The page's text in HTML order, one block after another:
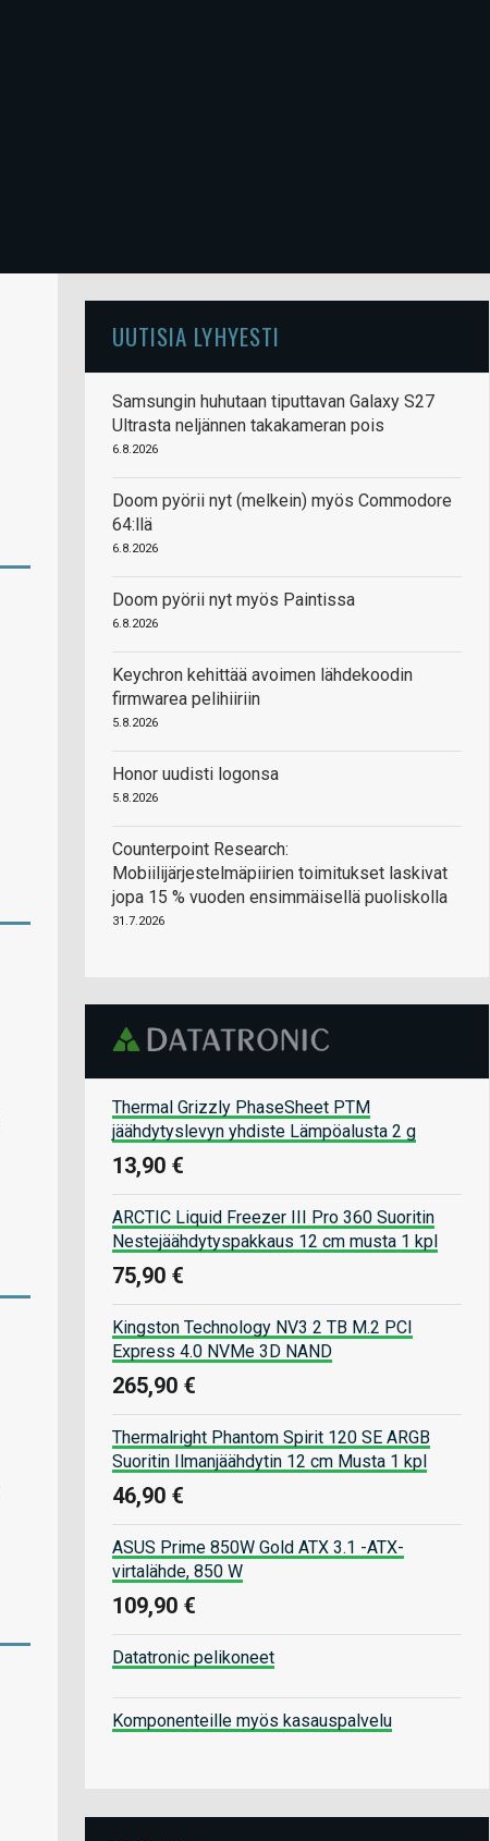
UUTISIA LYHYESTI
Samsungin huhutaan tiputtavan Galaxy S27
Ultrasta neljännen takakameran pois
6.8.2026
Doom pyörii nyt (melkein) myös Commodore
64:llä
6.8.2026
Doom pyörii nyt myös Paintissa
6.8.2026
Keychron kehittää avoimen lähdekoodin
firmwarea pelihiiriin
5.8.2026
Honor uudisti logonsa
5.8.2026
Counterpoint Research:
Mobiilijärjestelmäpiirien toimitukset laskivat
jopa 15 % vuoden ensimmäisellä puoliskolla
31.7.2026
Thermal Grizzly PhaseSheet PTM
jäähdytyslevyn yhdiste Lämpöalusta 2 g
13,90 €
ARCTIC Liquid Freezer III Pro 360 Suoritin
Nestejäähdytyspakkaus 12 cm musta 1 kpl
75,90 €
Kingston Technology NV3 2 TB M.2 PCI
Express 4.0 NVMe 3D NAND
265,90 €
Thermalright Phantom Spirit 120 SE ARGB
Suoritin Ilmanjäähdytin 12 cm Musta 1 kpl
46,90 €
ASUS Prime 850W Gold ATX 3.1 -ATX-
virtalähde, 850 W
109,90 €
Datatronic pelikoneet
Komponenteille myös kasauspalvelu